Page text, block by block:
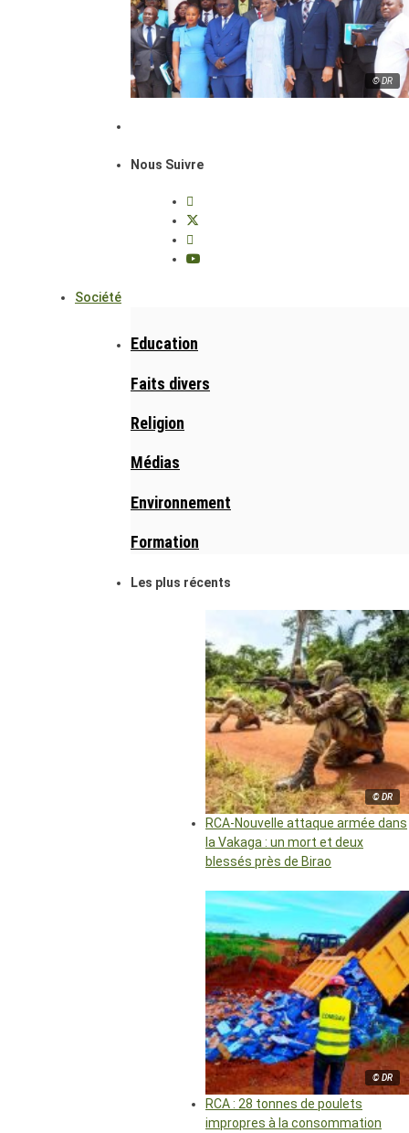
© DR
Nous Suivre
Société
Education
Faits divers
Religion
Médias
Environnement
Formation
Les plus récents
© DR
RCA-Nouvelle attaque armée dans
la Vakaga : un mort et deux
blessés près de Birao
© DR
RCA : 28 tonnes de poulets
impropres à la consommation